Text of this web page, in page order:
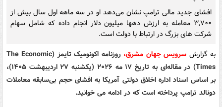
افشای جدید مالی ترامپ نشان می‌دهد او در سه ماهه اول سال بیش از
۳,۷۰۰ معامله به ارزش دهها میلیون دلار انجام داده که شامل سهام
شرکت های بزرگ در ارتباط با دولت است.
به گزارش سرویس جهان مشرق،
روزنامه اکونومیک تایمز (The Economic
Times) در مقاله‌ای به تاریخ ۱۷ مه ۲۰۲۶ (یکشنبه ۲۷ اردیبهشت ۱۴۰۵)،
بر اساس اسناد اداره اخلاق دولتی آمریکا به افشای حجم بی‌سابقه معاملات
دونالد ترامپ پرداخته است که در ادامه می خوانید.